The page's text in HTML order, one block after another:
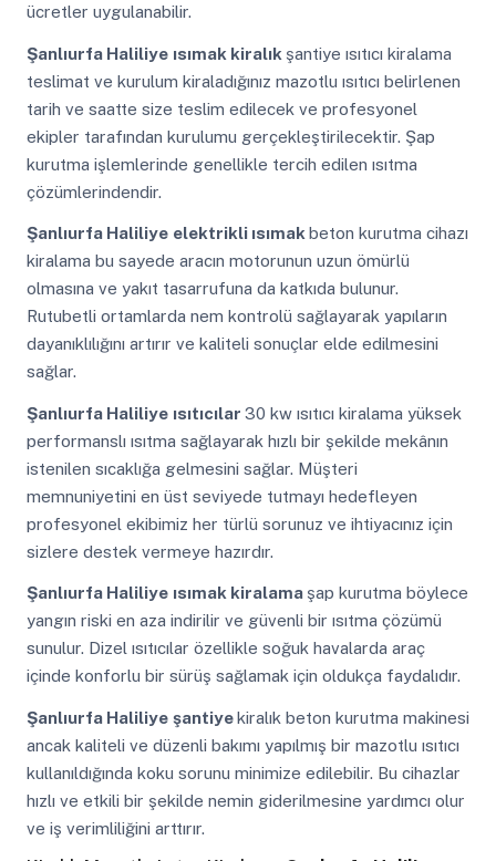
ücretler uygulanabilir.
Şanlıurfa Haliliye ısımak kiralık şantiye ısıtıcı kiralama
teslimat ve kurulum kiraladığınız mazotlu ısıtıcı belirlenen
tarih ve saatte size teslim edilecek ve profesyonel
ekipler tarafından kurulumu gerçekleştirilecektir. Şap
kurutma işlemlerinde genellikle tercih edilen ısıtma
çözümlerindendir.
Şanlıurfa Haliliye elektrikli ısımak beton kurutma cihazı
kiralama bu sayede aracın motorunun uzun ömürlü
olmasına ve yakıt tasarrufuna da katkıda bulunur.
Rutubetli ortamlarda nem kontrolü sağlayarak yapıların
dayanıklılığını artırır ve kaliteli sonuçlar elde edilmesini
sağlar.
Şanlıurfa Haliliye ısıtıcılar 30 kw ısıtıcı kiralama yüksek
performanslı ısıtma sağlayarak hızlı bir şekilde mekânın
istenilen sıcaklığa gelmesini sağlar. Müşteri
memnuniyetini en üst seviyede tutmayı hedefleyen
profesyonel ekibimiz her türlü sorunuz ve ihtiyacınız için
sizlere destek vermeye hazırdır.
Şanlıurfa Haliliye ısımak kiralama şap kurutma böylece
yangın riski en aza indirilir ve güvenli bir ısıtma çözümü
sunulur. Dizel ısıtıcılar özellikle soğuk havalarda araç
içinde konforlu bir sürüş sağlamak için oldukça faydalıdır.
Şanlıurfa Haliliye şantiyekiralık beton kurutma makinesi
ancak kaliteli ve düzenli bakımı yapılmış bir mazotlu ısıtıcı
kullanıldığında koku sorunu minimize edilebilir. Bu cihazlar
hızlı ve etkili bir şekilde nemin giderilmesine yardımcı olur
ve iş verimliliğini arttırır.